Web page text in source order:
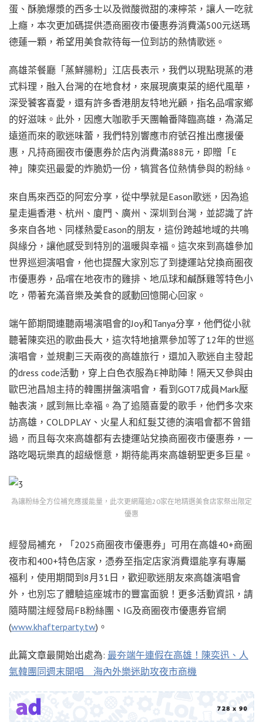
蛋、酥脆爆漿的西多士以及微酸微甜的凍檸茶，讓人一吃就
上癮，本次更加碼提供憑商圈夜市優惠券消費滿500元送瑪
德蓮一顆，希望用美食款待每一位到訪的熱情歌迷。
高雄茶餐廳「蒸鮮腸粉」江店長表示，我們以現點現蒸的港
式料理，融入台灣的在地食材，來展現廣東菜的絕代風華，
深受饕客喜愛，還有許多香港朋友特地光顧，指名品嚐家鄉
的好滋味。此外，因應大咖歌手天團輪番降臨高雄，為滿足
遠道而來的歌迷味蕾，我們特別響應市府號召推出應援優
惠，凡持商圈夜市優惠券於店內消費滿888元，即贈「E
神」陳奕迅最愛的炸脆奶一份，犒賞各位熱情參與的粉絲。
來自馬來西亞的阿宏分享，從中學就是Eason歌迷，因為追
星走遍香港、杭州、廈門、廣州、深圳到台灣，並認識了許
多來自各地、同樣熱愛Eason的朋友，這份跨越地域的共鳴
與緣分，讓他感受到特別的溫暖與幸福。這次來到高雄參加
世界巡迴演唱會，他也提醒大家別忘了到捷運站兌換商圈夜
市優惠券，品嚐在地夜市的雞排、地瓜球和鹹酥雞等特色小
吃，帶著充滿音樂及美食的感動回憶開心回家。
端午節期間連聽兩場演唱會的Joy和Tanya分享，他們從小就
聽著陳奕迅的歌曲長大，這次特地搶票參加等了12年的世巡
演唱會，並規劃三天兩夜的高雄旅行，還加入歌迷自主發起
的dress code活動，穿上白色衣服為E神助陣！隔天又參與由
歐巴池昌旭主持的韓團拼盤演唱會，看到GOT7成員Mark壓
軸表演，感到無比幸福。為了追隨喜愛的歌手，他們多次來
訪高雄，COLDPLAY、火星人和紅髮艾德的演唱會都不曾錯
過，而且每次來高雄都有去捷運站兌換商圈夜市優惠券，一
路吃喝玩樂真的超級愜意，期待能再來高雄朝聖更多巨星。
為讓粉絲全方位補充應援能量，此次更網羅逾20家在地精選美食店家祭出限定
優惠
經發局補充，「2025商圈夜市優惠券」可用在高雄40+商圈
夜市和400+特色店家，憑券至指定店家消費還能享有專屬
福利，使用期間到8月31日，歡迎歌迷朋友來高雄演唱會
外，也別忘了體驗這座城市的豐富面貌！更多活動資訊，請
隨時關注經發局FB粉絲團、IG及商圈夜市優惠券官網
(www.khafterparty.tw)。
此篇文章最開始出處為: 最夯端午連假在高雄！陳奕迅、人
氣韓團同週末開唱 海內外樂迷助攻夜市商機